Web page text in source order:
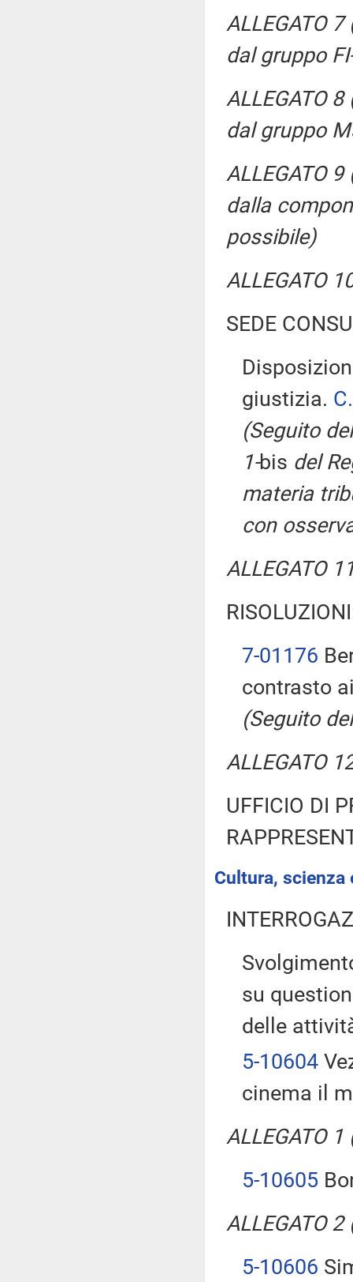
ALLEGATO
dal gruppo
ALLEGATO
dal gruppo
ALLEGATO
dalla
possibile)
ALLEGATO
SEDE
giustizia.
(Seguito
1-bis del
materia
con
ALLEGATO
7-01176
contrasto
(Seguito
ALLEGATO
UFFICIO DI
Cultura,
su
delle
5-10604
cinema il
ALLEGATO
5-10605
ALLEGATO
5-10606